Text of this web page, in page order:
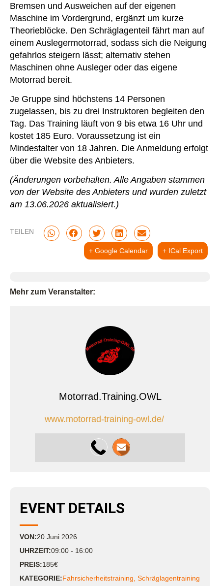
Bremsen und Ausweichen auf der eigenen
Maschine im Vordergrund, ergänzt um kurze
Theorieblöcke. Den Schräglagenteil fährt man auf
einem Auslegermotorrad, sodass sich die Neigung
gefahrlos steigern lässt; alternativ stehen
Maschinen ohne Ausleger oder das eigene
Motorrad bereit.
Je Gruppe sind höchstens 14 Personen
zugelassen, bis zu drei Instruktoren begleiten den
Tag. Das Training läuft von 9 bis etwa 16 Uhr und
kostet 185 Euro. Voraussetzung ist ein
Mindestalter von 18 Jahren. Die Anmeldung erfolgt
über die Website des Anbieters.
(Änderungen vorbehalten. Alle Angaben stammen
von der Website des Anbieters und wurden zuletzt
am 13.06.2026 aktualisiert.)
TEILEN
+ Google Calendar + ICal Export
Mehr zum Veranstalter:
Motorrad.Training.OWL
www.motorrad-training-owl.de/
EVENT DETAILS
VON:20 Juni 2026
UHRZEIT:09:00 - 16:00
PREIS:185€
KATEGORIE:Fahrsicherheitstraining Schräglagentraining